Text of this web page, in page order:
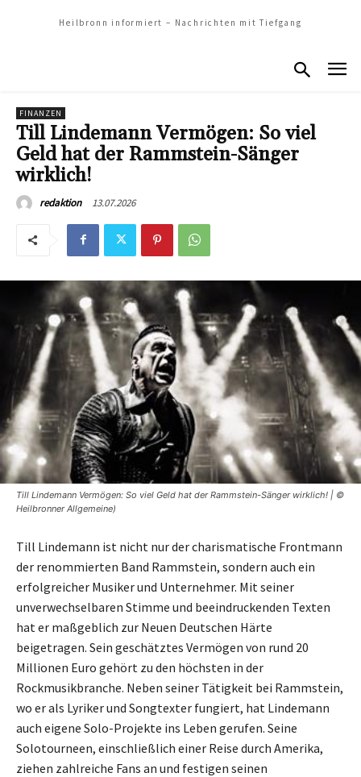
Heilbronn informiert – Nachrichten mit Tiefgang
FINANZEN
Till Lindemann Vermögen: So viel
Geld hat der Rammstein-Sänger
wirklich!
redaktion 13.07.2026
Till Lindemann Vermögen: So viel Geld hat der Rammstein-Sänger wirklich! | ©
Heilbronner Allgemeine)
Till Lindemann ist nicht nur der charismatische Frontmann
der renommierten Band Rammstein, sondern auch ein
erfolgreicher Musiker und Unternehmer. Mit seiner
unverwechselbaren Stimme und beeindruckenden Texten
hat er maßgeblich zur Neuen Deutschen Härte
beigetragen. Sein geschätztes Vermögen von rund 20
Millionen Euro gehört zu den höchsten in der
Rockmusikbranche. Neben seiner Tätigkeit bei Rammstein,
wo er als Lyriker und Songtexter fungiert, hat Lindemann
auch eigene Solo-Projekte ins Leben gerufen. Seine
Solotourneen, einschließlich einer Reise durch Amerika,
ziehen zahlreiche Fans an und festigen seinen